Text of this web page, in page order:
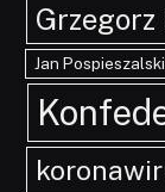
Grzegorz
Jan Pospieszalski